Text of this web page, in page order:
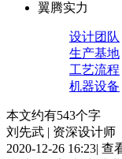
翼腾实力
设计团队
生产基地
工艺流程
机器设备
本文约有543个字
刘先武 | 资深设计师
2020-12-26 16:23| 查